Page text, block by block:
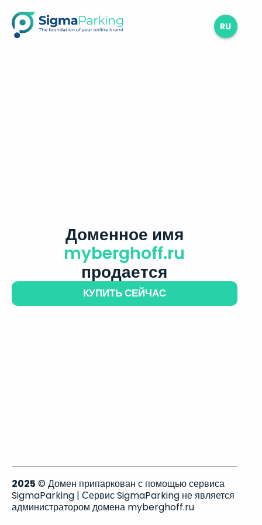
RU
Доменное имя
myberghoff.ru
продается
КУПИТЬ СЕЙЧАС
2025 © Домен припаркован с помощью сервиса
SigmaParking | Сервис SigmaParking не является
администратором домена myberghoff.ru